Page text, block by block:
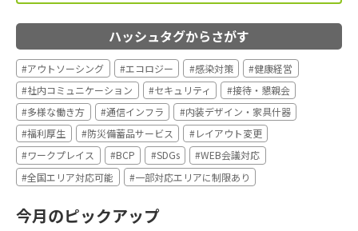
ハッシュタグからさがす
#アウトソーシング #エコロジー #感染対策
#健康経営
#社内コミュニケーション
#セキュリティ
#接待・懇親会
#多様な働き方
#通信インフラ
#内装デザイン・家具什器
#福利厚生
#防災備蓄品サービス
#レイアウト変更
#ワークプレイス
#BCP #SDGs
#WEB会議対応
#全国エリア対応可能
#一部対応エリアに制限あり
今月のピックアップ